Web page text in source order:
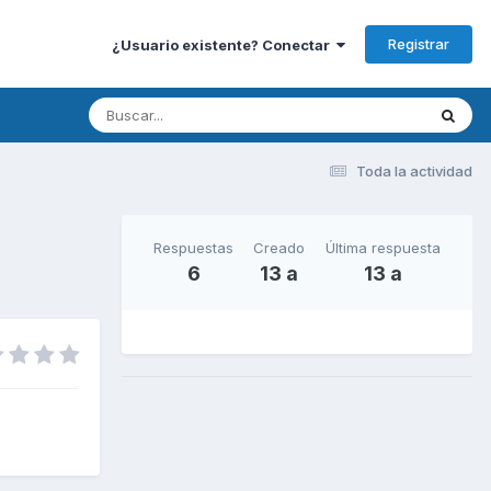
¿Usuario existente? Conectar Registrar
Toda la actividad
Respuestas
6
Creado
13 a
Última respuesta
13 a